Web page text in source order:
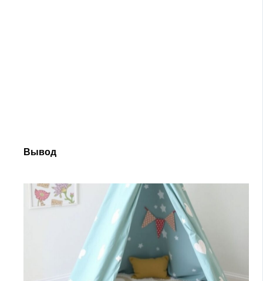
Вывод